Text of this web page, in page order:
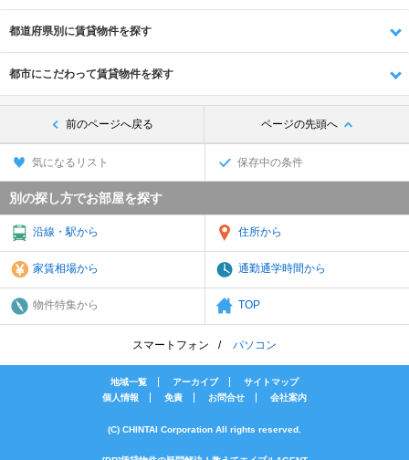
都道府県別に賃貸物件を探す
都市にこだわって賃貸物件を探す
前のページへ戻る ページの先頭へ
気になるリスト 保存中の条件
別の探し方でお部屋を探す
沿線・駅から 住所から
家賃相場から 通勤通学時間から
物件特集から TOP
スマートフォン パソコン
地域一覧 アーカイブ
サイトマップ
個人情報
免責 お問合せ 会社案内
(C) CHINTAI Corporation All rights reserved.